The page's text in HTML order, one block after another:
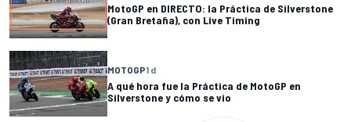
MotoGP en DIRECTO: la Práctica de Silverstone
(Gran Bretaña), con Live Timing
MOTOGP1 d
A qué hora fue la Práctica de MotoGP en
Silverstone y cómo se vio